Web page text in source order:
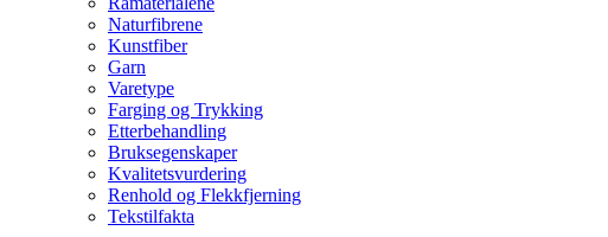
Naturfibrene
Kunstfiber
Garn
Varetype
Farging og Trykking
Etterbehandling
Bruksegenskaper
Kvalitetsvurdering
Renhold og Flekkfjerning
Tekstilfakta